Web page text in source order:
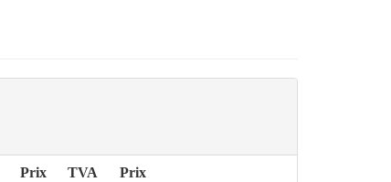
Prix
TVA
Prix